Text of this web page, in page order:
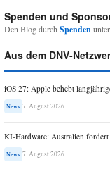
Spenden und
Den Blog durchSpenden
Aus dem DNV-
iOS 27: Apple behebt
News 7. August 2026
KI-Hardware: Australien fordert
News 7. August 2026